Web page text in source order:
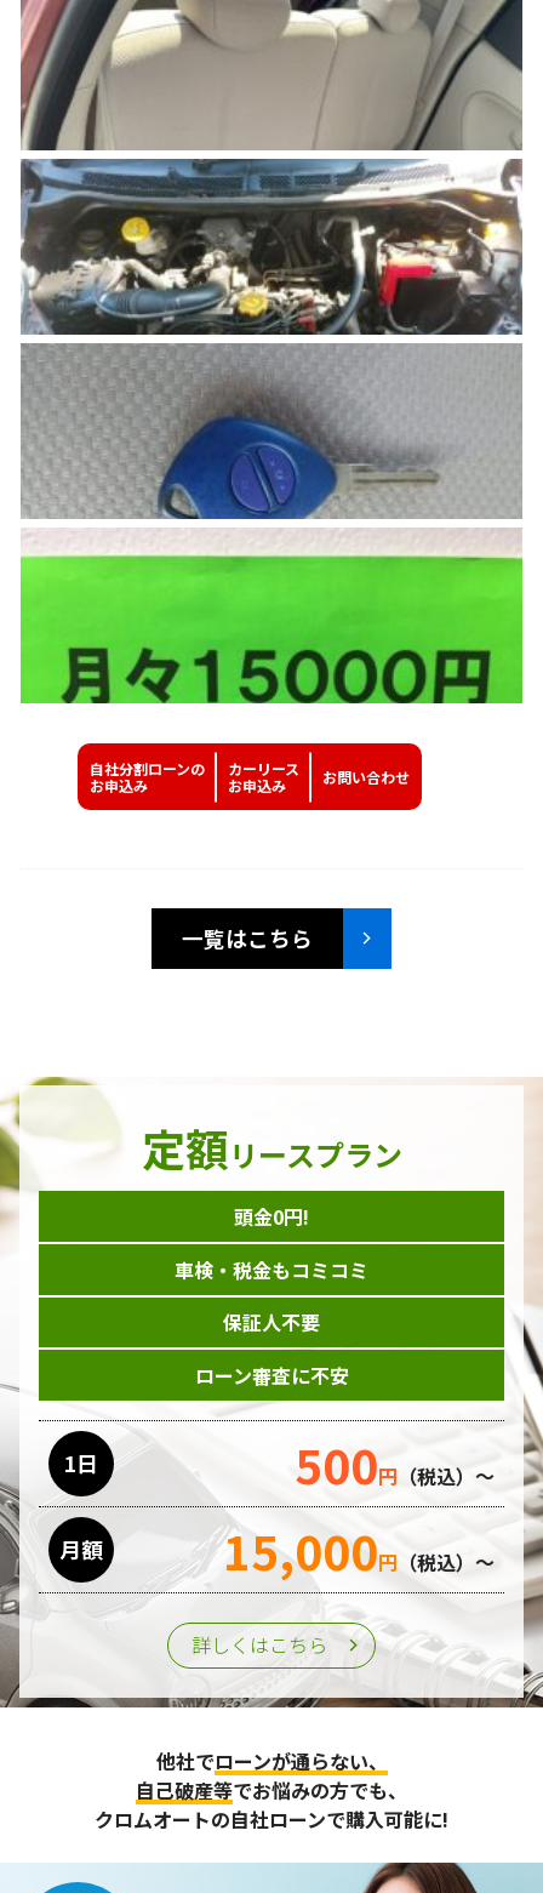
自社分割ローンの
お申込み
カーリース
お申込み
お問い合わせ
一覧はこちら
定額リースプラン
頭金0円!
車検・税金もコミコミ
保証人不要
ローン審査に不安
1日 500円 （税込）～
月額 15,000円 （税込）～
詳しくはこちら
他社でローンが通らない、
自己破産等でお悩みの方でも、
クロムオートの自社ローンで購入可能に!